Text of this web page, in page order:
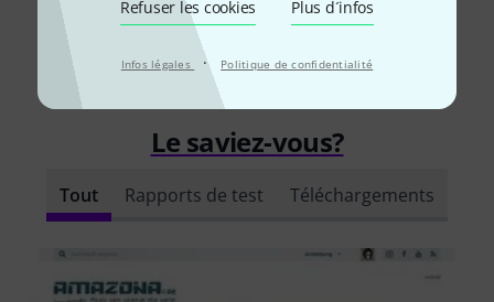
Refuser les cookies Plus d´infos
Infos légales · Politique de confidentialité
Lire toutes les évaluations
Le saviez-vous?
Tout Rapports de test Téléchargements